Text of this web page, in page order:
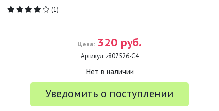
(1)
Цена: 320 руб.
Артикул: z807526-С4
Нет в наличии
Уведомить о поступлении